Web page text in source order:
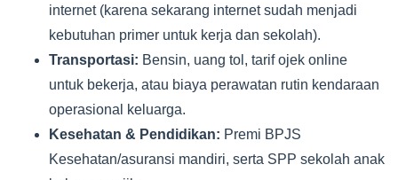
internet (karena sekarang internet sudah menjadi
kebutuhan primer untuk kerja dan sekolah).
Transportasi: Bensin, uang tol, tarif ojek online
untuk bekerja, atau biaya perawatan rutin kendaraan
operasional keluarga.
Kesehatan & Pendidikan: Premi BPJS
Kesehatan/asuransi mandiri, serta SPP sekolah anak